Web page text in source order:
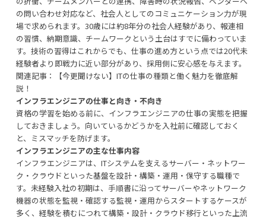
の問い合わせ対応など、社会人としてのコミュニケーション力が現
場で求められます。30歳には約8年分の社会人経験があり、報連相
の習慣、納期意識、チームワークという土台はすでに備わっていま
す。技術の習得はこれからでも、仕事の進め方という点では20代未
経験者より即戦力に近い部分があり、採用側に安心感を与えます。
関連記事：
【今更聞けない】ITの仕事の種類と働く魅力を徹底解
説！
インフラエンジニアの仕事と向き・不向き
資格の学習を始める前に、インフラエンジニアの仕事の実態を把握
しておきましょう。向いているかどうかを入社前に確認しておく
と、ミスマッチを防げます。
インフラエンジニアの主な仕事内容
インフラエンジニアは、ITシステムを支えるサーバー・ネットワー
ク・クラウドといった基盤を設計・構築・運用・保守する職種で
す。未経験入社の初期は、手順書に沿ってサーバーやネットワーク
機器の状態を監視・確認する監視・運用からスタートするケースが
多く、経験を積むにつれて構築・設計・クラウド移行といった上流